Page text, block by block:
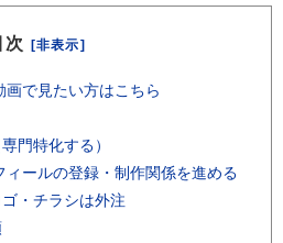
次 [非表示]
で見たい方はこちら
門特化する）
ールの登録・制作関係を進める
・チラシは外注